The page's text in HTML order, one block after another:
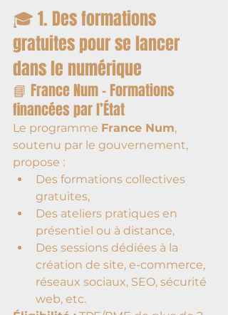
🎓 1. Des formations
gratuites pour se lancer
dans le numérique
📘 France Num – Formations
financées par l’État
Le programme France Num,
soutenu par le gouvernement,
propose :
Des formations collectives
gratuites,
Des ateliers pratiques en
présentiel ou à distance,
Des sessions dédiées à la
création de site, e-commerce,
réseaux sociaux, SEO, sécurité
web, etc.